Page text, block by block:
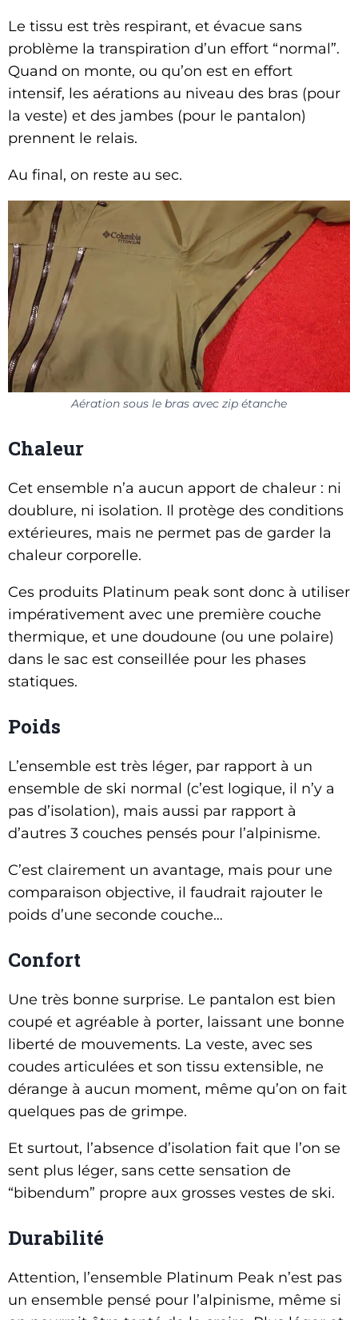
Le tissu est très respirant, et évacue sans
problème la transpiration d’un effort “normal”.
Quand on monte, ou qu’on est en effort
intensif, les aérations au niveau des bras (pour
la veste) et des jambes (pour le pantalon)
prennent le relais.
Au final, on reste au sec.
Aération sous le bras avec zip étanche
Chaleur
Cet ensemble n’a aucun apport de chaleur : ni
doublure, ni isolation. Il protège des conditions
extérieures, mais ne permet pas de garder la
chaleur corporelle.
Ces produits Platinum peak sont donc à utiliser
impérativement avec une première couche
thermique, et une doudoune (ou une polaire)
dans le sac est conseillée pour les phases
statiques.
Poids
L’ensemble est très léger, par rapport à un
ensemble de ski normal (c’est logique, il n’y a
pas d’isolation), mais aussi par rapport à
d’autres 3 couches pensés pour l’alpinisme.
C’est clairement un avantage, mais pour une
comparaison objective, il faudrait rajouter le
poids d’une seconde couche…
Confort
Une très bonne surprise. Le pantalon est bien
coupé et agréable à porter, laissant une bonne
liberté de mouvements. La veste, avec ses
coudes articulées et son tissu extensible, ne
dérange à aucun moment, même qu’on on fait
quelques pas de grimpe.
Et surtout, l’absence d’isolation fait que l’on se
sent plus léger, sans cette sensation de
“bibendum” propre aux grosses vestes de ski.
Durabilité
Attention, l’ensemble Platinum Peak n’est pas
un ensemble pensé pour l’alpinisme, même si